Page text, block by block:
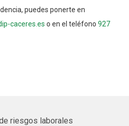
puedes ponerte en
caceres.es o en el teléfono 927
riesgos laborales